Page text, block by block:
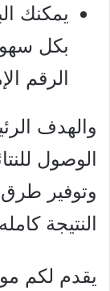
يمكنك
بكل
الرقم
والهدف
الوصول
وتوفير
النتيجة
يقدم لكم